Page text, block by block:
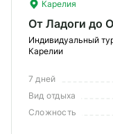
Карелия
От Ладоги до
Индивидуальный
Карелии
7 дней
Вид отдыха
Сложность